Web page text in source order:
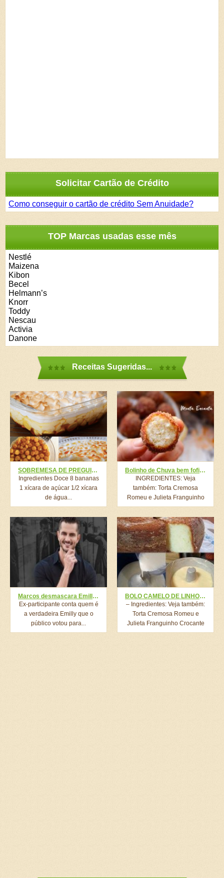
Solicitar Cartão de Crédito
Como conseguir o cartão de crédito Sem Anuidade?
TOP Marcas usadas esse mês
Nestlé
Maizena
Kibon
Becel
Helmann’s
Knorr
Toddy
Nescau
Activia
Danone
Receitas Sugeridas...
SOBREMESA DE PREGUIÇOSO DE 15 MINUTOS, VOCÊ VAI AMAR QUANDO DESCOBRIR COMO É FEITA!!
Ingredientes Doce 8 bananas
1 xícara de açúcar 1/2 xícara
de água...
Bolinho de Chuva bem fofinho!
INGREDIENTES: Veja
também: Torta Cremosa
Romeu e Julieta Franguinho
Crocante Mais Fácil...
Marcos desmascara Emilly em carta aberta: Você estava armando contra mim
Ex-participante conta quem é
a verdadeira Emilly que o
público votou para...
BOLO CAMELO DE LINHO, FOFÍSSIMO IGUAL ESSE EU NUNCA VI!
– Ingredientes: Veja também:
Torta Cremosa Romeu e
Julieta Franguinho Crocante
Mais...